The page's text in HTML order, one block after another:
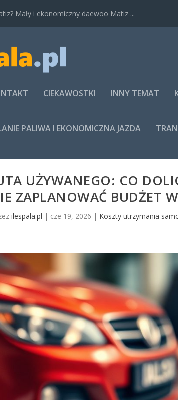
Mały i ekonomiczny daewoo Matiz ...
CIEKAWOSTKI INNY TEMAT
PALIWA I EKONOMICZNA JAZDA
UŻYWANEGO: CO
ZAPLANOWAĆ BUDŻET
ilespala.pl | cze 19, 2026 | Koszty utrzymania